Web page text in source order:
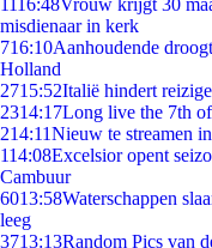
1116:48Vrouw krijgt 30
misdienaar in kerk
716:10Aanhoudende
Holland
2715:52Italië hindert
2314:17Long live the 7th
214:11Nieuw te streamen
114:08Excelsior opent
Cambuur
6013:58Waterschappen
leeg
3713:13Random Pics van